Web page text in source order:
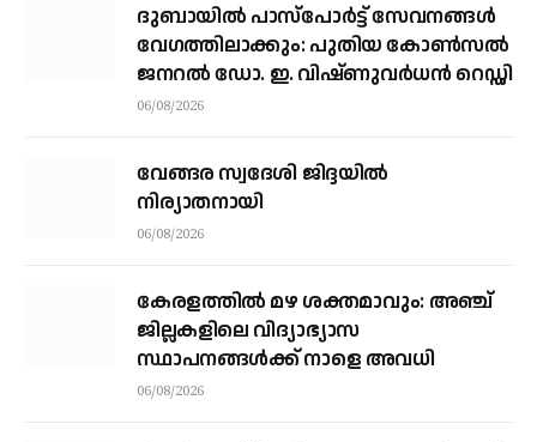
ദുബായിൽ പാസ്‌പോർട്ട് സേവനങ്ങൾ
വേഗത്തിലാക്കും: പുതിയ കോൺസൽ
ജനറൽ ഡോ. ഇ. വിഷ്ണുവർധൻ റെഡ്ഡി
06/08/2026
വേങ്ങര സ്വദേശി ജിദ്ദയിൽ
നിര്യാതനായി
06/08/2026
കേരളത്തില്‍ മഴ ശക്തമാവും: അഞ്ച്
ജില്ലകളിലെ വിദ്യാഭ്യാസ
സ്ഥാപനങ്ങള്‍ക്ക് നാളെ അവധി
06/08/2026